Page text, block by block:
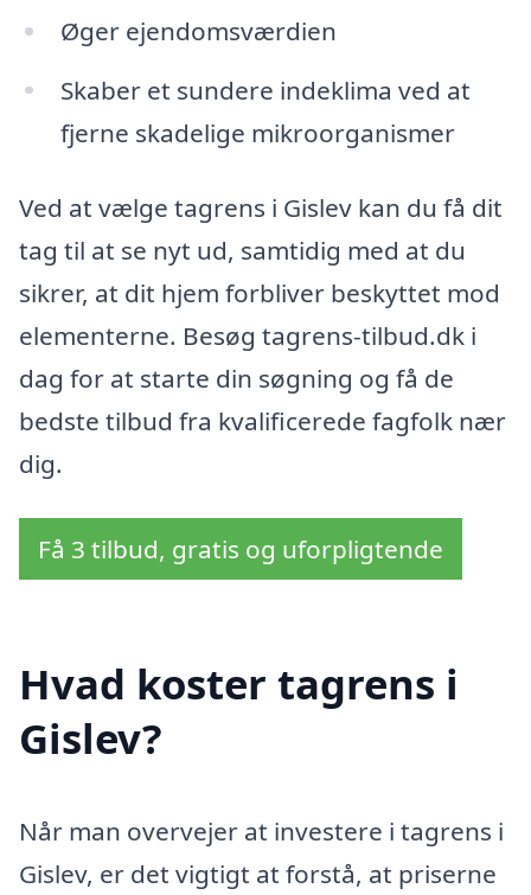
Øger ejendomsværdien
Skaber et sundere indeklima ved at
fjerne skadelige mikroorganismer
Ved at vælge tagrens i Gislev kan du få dit
tag til at se nyt ud, samtidig med at du
sikrer, at dit hjem forbliver beskyttet mod
elementerne. Besøg tagrens-tilbud.dk i
dag for at starte din søgning og få de
bedste tilbud fra kvalificerede fagfolk nær
dig.
Få 3 tilbud, gratis og uforpligtende
Hvad koster tagrens i
Gislev?
Når man overvejer at investere i tagrens i
Gislev, er det vigtigt at forstå, at priserne